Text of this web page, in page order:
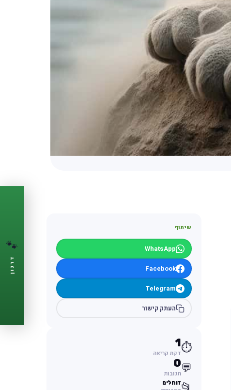
שיתוף
WhatsApp
Facebook
Telegram
העתק קישור
⏱️
1
דקת קריאה
💬
0
תגובות
זוחלים
🐾
דרכון
📋